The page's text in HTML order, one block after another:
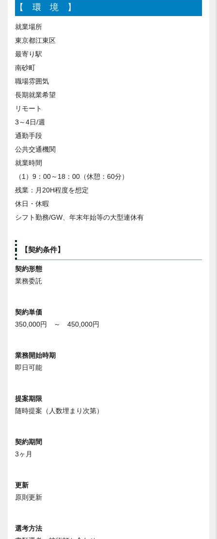
【 環 境 】
就業場所
東京都江東区
最寄り駅
南砂町
職場雰囲気
長期就業希望
リモート
3～4日/週
通勤手段
公共交通機関
就業時間
（1）9：00～18：00（休憩：60分）
残業：月20H程度を想定
休日・休暇
シフト勤務/GW、年末年始等の大型連休有
【契約条件】
契約形態
業務委託
契約単価
350,000円 ～ 450,000円
業務開始時期
即日可能
提案期限
随時提案（人数埋まり次第）
契約期間
3ヶ月
更新
原則更新
選考方法